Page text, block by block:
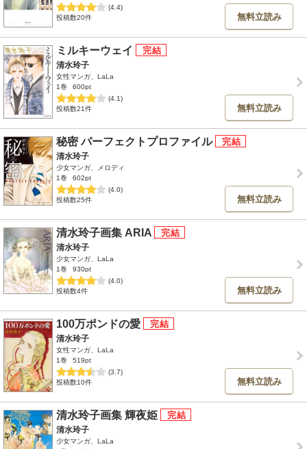
(4.4)
投稿数20件
無料立読み
ミルキーウェイ
清水玲子
女性マンガ、LaLa
1巻
600pt
(4.1)
投稿数21件
無料立読み
秘密 パーフェクトプロファイル
清水玲子
少女マンガ、メロディ
1巻
602pt
(4.0)
投稿数25件
無料立読み
清水玲子画集 ARIA
清水玲子
少女マンガ、LaLa
1巻
930pt
(4.0)
投稿数4件
無料立読み
100万ポンドの愛
清水玲子
女性マンガ、LaLa
1巻
519pt
(3.7)
投稿数10件
無料立読み
清水玲子画集 輝夜姫
清水玲子
少女マンガ、LaLa